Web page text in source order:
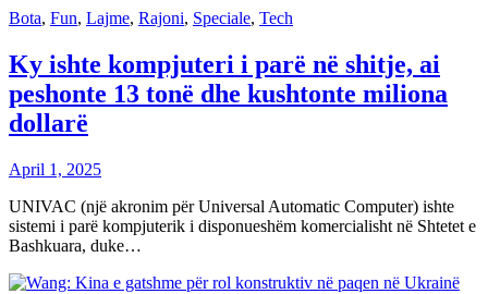
Bota, Fun, Lajme, Rajoni, Speciale, Tech
Ky ishte kompjuteri i parë në shitje, ai
peshonte 13 tonë dhe kushtonte miliona
dollarë
April 1, 2025
UNIVAC (një akronim për Universal Automatic Computer) ishte
sistemi i parë kompjuterik i disponueshëm komercialisht në Shtetet e
Bashkuara, duke…